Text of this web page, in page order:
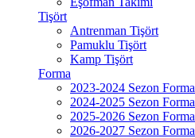
Tişört
Antrenman Tişört
Pamuklu Tişört
Kamp Tişört
Forma
2023-2024 Sezon Forma
2024-2025 Sezon Forma
2025-2026 Sezon Forma
2026-2027 Sezon Forma